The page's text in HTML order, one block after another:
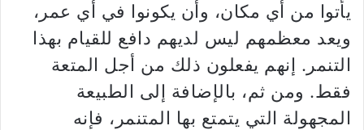
يأتوا من أي مكان، وأن يكونوا في أي عمر،
ويعد معظمهم ليس لديهم دافع للقيام بهذا
التنمر. إنهم يفعلون ذلك من أجل المتعة
فقط. ومن ثم، بالإضافة إلى الطبيعة
المجهولة التي يتمتع بها المتنمر، فإنه